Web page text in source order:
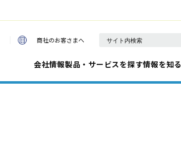
商社のお客さまへ
会社情報製品・サービスを探す情報を知る